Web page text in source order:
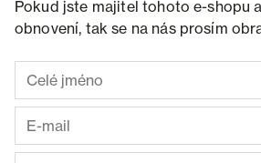
Pokud jste majitel tohoto e-shopu
obnovení, tak se na nás prosím